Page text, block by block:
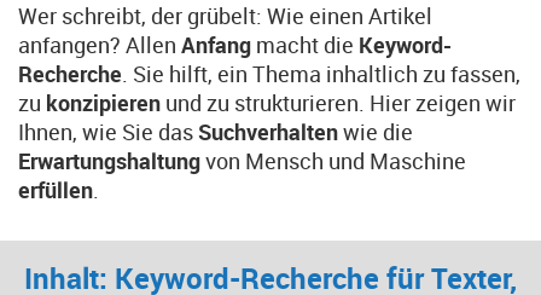
Wer schreibt, der grübelt: Wie einen Artikel
anfangen? Allen Anfang macht die Keyword-
Recherche. Sie hilft, ein Thema inhaltlich zu fassen,
zu konzipieren und zu strukturieren. Hier zeigen wir
Ihnen, wie Sie dasSuchverhaltenwie die
Erwartungshaltungvon Mensch und Maschine
erfüllen.
Inhalt: Keyword-Recherche für Texter,